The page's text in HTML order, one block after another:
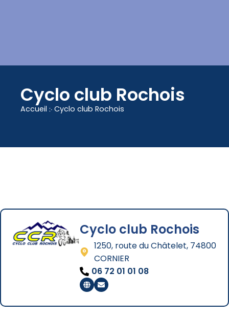
Cyclo club Rochois
Accueil ჻ Cyclo club Rochois
Cyclo club Rochois
1250, route du Châtelet, 74800
CORNIER
06 72 01 01 08